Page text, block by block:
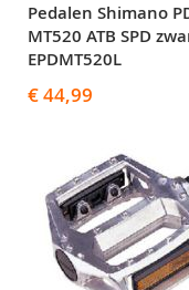
Pedalen Shimano
MT520 ATB SPD
EPDMT520L
€ 44,99